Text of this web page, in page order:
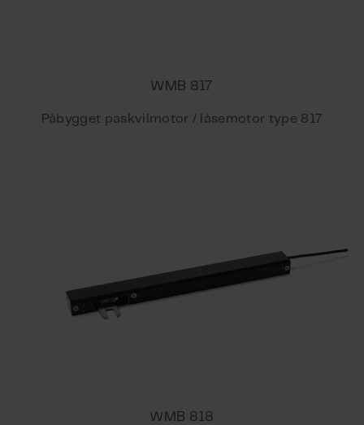
WMB 817
Påbygget paskvilmotor / låsemotor type 817
WMB 818